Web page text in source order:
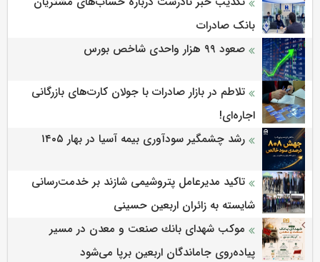
بانک صادرات
صعود ۹۹ هزار واحدی شاخص بورس
تلاطم در بازار صادرات با جولان کارت‌های بازرگانی
اجاره‌ای!
رشد چشمگیر سودآوری بیمه آسیا در بهار ۱۴۰۵
تاکید مدیرعامل پتروشیمی شازند بر خدمت‌رسانی
شایسته به زائران اربعین حسینی
موكب شهدای بانك صنعت و معدن در مسیر
پیاده‌روی جاماندگان اربعین برپا می‌شود